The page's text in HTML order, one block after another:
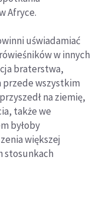
Afryce.
uświadamiać
w innych
braterstwa,
przede wszystkim
na ziemię,
także we
byłoby
większej
stosunkach